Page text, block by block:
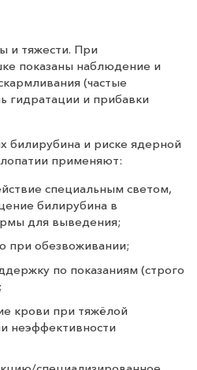
и тяжести. При
показаны наблюдение и
(частые
гидратации и прибавки
билирубина и риске ядерной
применяют:
специальным светом,
билирубина в
для выведения;
при обезвоживании;
по показаниям (строго
крови при тяжёлой
неэффективности